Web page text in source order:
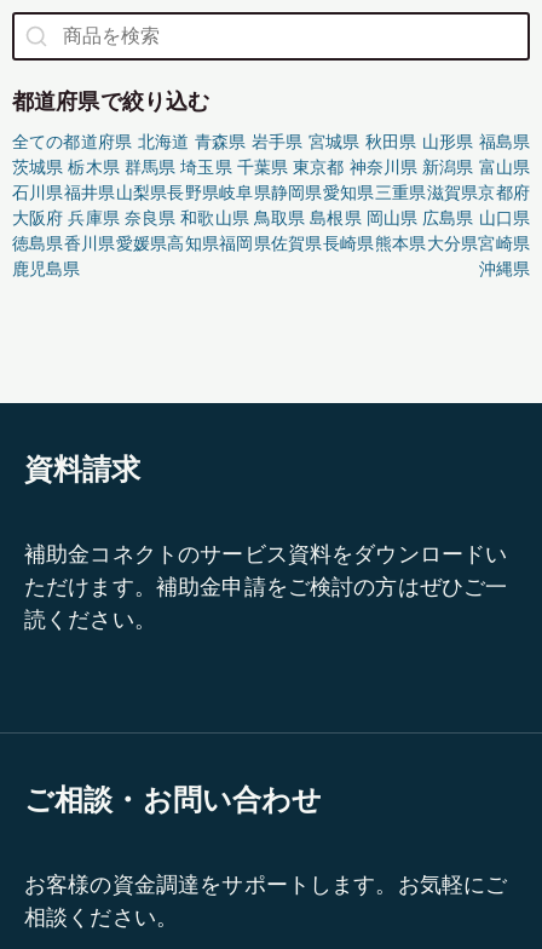
都道府県で絞り込む
全ての都道府県 北海道 青森県 岩手県 宮城県 秋田県 山形県 福島県
茨城県 栃木県 群馬県 埼玉県 千葉県 東京都 神奈川県 新潟県 富山県
石川県福井県山梨県長野県岐阜県静岡県愛知県三重県滋賀県京都府
大阪府 兵庫県 奈良県 和歌山県 鳥取県 島根県 岡山県 広島県 山口県
徳島県香川県愛媛県高知県福岡県佐賀県長崎県熊本県大分県宮崎県
鹿児島県
沖縄県
資料請求
補助金コネクトのサービス資料をダウンロードい
ただけます。補助金申請をご検討の方はぜひご一
読ください。
ご相談・お問い合わせ
お客様の資金調達をサポートします。お気軽にご
相談ください。